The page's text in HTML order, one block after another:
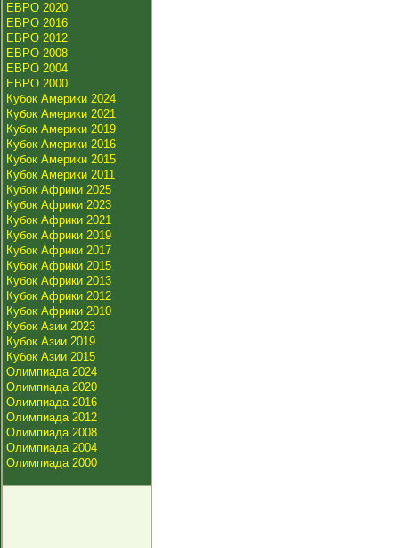
ЕВРО 2020
ЕВРО 2016
ЕВРО 2012
ЕВРО 2008
ЕВРО 2004
ЕВРО 2000
Кубок Америки 2024
Кубок Америки 2021
Кубок Америки 2019
Кубок Америки 2016
Кубок Америки 2015
Кубок Америки 2011
Кубок Африки 2025
Кубок Африки 2023
Кубок Африки 2021
Кубок Африки 2019
Кубок Африки 2017
Кубок Африки 2015
Кубок Африки 2013
Кубок Африки 2012
Кубок Африки 2010
Кубок Азии 2023
Кубок Азии 2019
Кубок Азии 2015
Олимпиада 2024
Олимпиада 2020
Олимпиада 2016
Олимпиада 2012
Олимпиада 2008
Олимпиада 2004
Олимпиада 2000